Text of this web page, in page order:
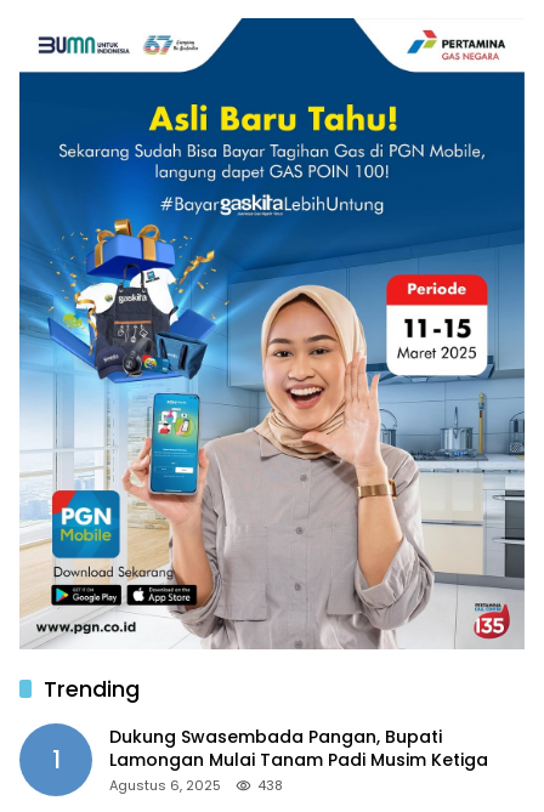
Trending
1
Dukung Swasembada Pangan, Bupati
Lamongan Mulai Tanam Padi Musim Ketiga
Agustus 6, 2025 438